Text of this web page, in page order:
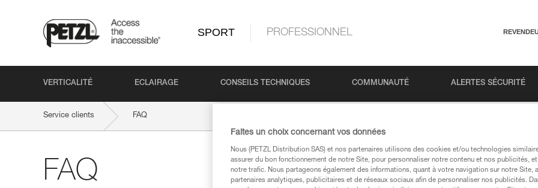
SPORT PROFESSIONNEL
VERTICALITÉ ECLAIRAGE CONSEILS TECHNIQUES COMMUNAUTÉ ALERTES SÉCURITÉ
Service clients FAQ
FAQ
Faites un choix concernant vos données
Nous (PETZL Distribution SAS) et nos partenaires utilisons des cookies et/ou technologies
assurer du bon fonctionnement de notre Site, pour personnaliser notre contenu et nos publicités,
notre trafic. Nous partageons également des informations, quant à votre navigation sur notre Site,
partenaires analytiques, publicitaires et de réseaux sociaux afin de personnaliser nos publicités.